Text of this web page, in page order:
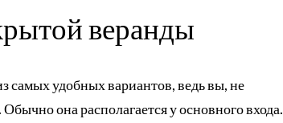
веранды
самых удобных вариантов, ведь вы, не
она располагается у основного входа.